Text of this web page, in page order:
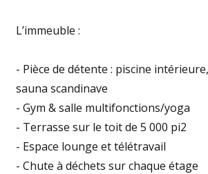
L’immeuble :
- Pièce de détente : piscine
sauna scandinave
- Gym & salle multifonctions/yoga
- Terrasse sur le toit de 5 000 pi2
- Espace lounge et télétravail
- Chute à déchets sur chaque étage